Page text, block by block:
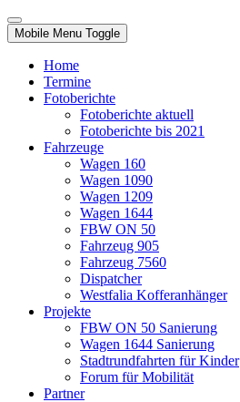
Mobile Menu Toggle
Home
Termine
Fotoberichte
Fotoberichte aktuell
Fotoberichte bis 2021
Fahrzeuge
Wagen 160
Wagen 1090
Wagen 1209
Wagen 1644
FBW ON 50
Fahrzeug 905
Fahrzeug 7560
Dispatcher
Westfalia Kofferanhänger
Projekte
FBW ON 50 Sanierung
Wagen 1644 Sanierung
Stadtrundfahrten für Kinder
Forum für Mobilität
Partner